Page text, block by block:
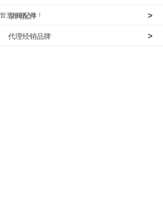
泵阀配件 >
代理经销品牌 >
暂无相关记录！